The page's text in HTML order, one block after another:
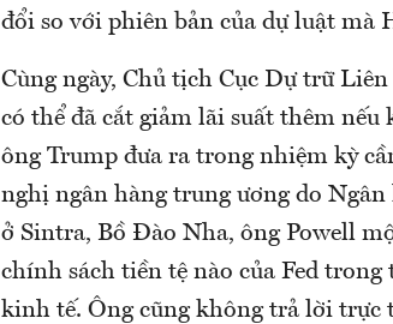
đổi so với phiên bản của dự luật mà
Cùng ngày, Chủ tịch Cục Dự trữ
có thể đã cắt giảm lãi suất thêm
ông Trump đưa ra trong nhiệm kỳ
nghị ngân hàng trung ương do
ở Sintra, Bồ Đào Nha, ông Powell
chính sách tiền tệ nào của Fed
kinh tế. Ông cũng không trả lời trực